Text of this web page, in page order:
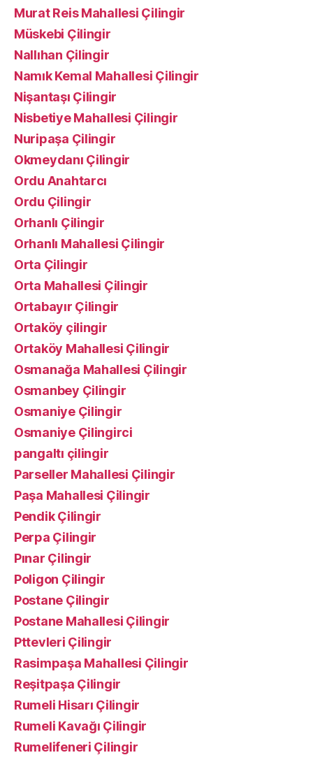
Murat Reis Mahallesi Çilingir
Müskebi Çilingir
Nallıhan Çilingir
Namık Kemal Mahallesi Çilingir
Nişantaşı Çilingir
Nisbetiye Mahallesi Çilingir
Nuripaşa Çilingir
Okmeydanı Çilingir
Ordu Anahtarcı
Ordu Çilingir
Orhanlı Çilingir
Orhanlı Mahallesi Çilingir
Orta Çilingir
Orta Mahallesi Çilingir
Ortabayır Çilingir
Ortaköy çilingir
Ortaköy Mahallesi Çilingir
Osmanağa Mahallesi Çilingir
Osmanbey Çilingir
Osmaniye Çilingir
Osmaniye Çilingirci
pangaltı çilingir
Parseller Mahallesi Çilingir
Paşa Mahallesi Çilingir
Pendik Çilingir
Perpa Çilingir
Pınar Çilingir
Poligon Çilingir
Postane Çilingir
Postane Mahallesi Çilingir
Pttevleri Çilingir
Rasimpaşa Mahallesi Çilingir
Reşitpaşa Çilingir
Rumeli Hisarı Çilingir
Rumeli Kavağı Çilingir
Rumelifeneri Çilingir